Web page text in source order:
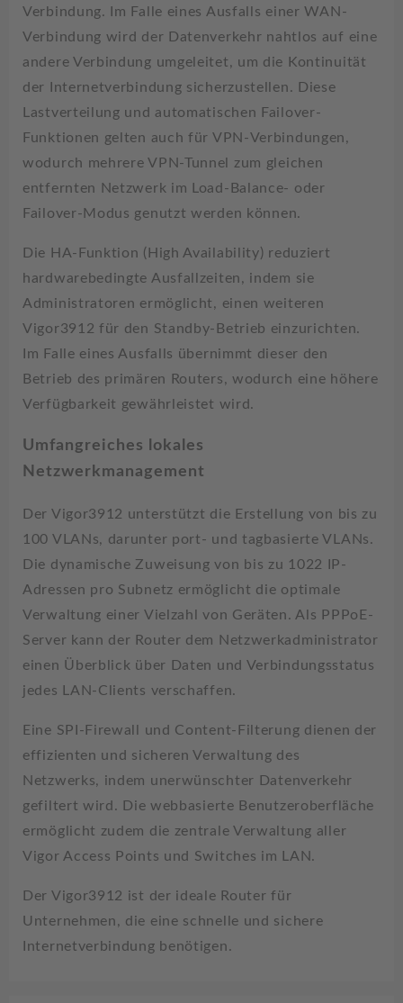
Verbindung. Im Falle eines Ausfalls einer WAN-
Verbindung wird der Datenverkehr nahtlos auf eine
andere Verbindung umgeleitet, um die Kontinuität
der Internetverbindung sicherzustellen. Diese
Lastverteilung und automatischen Failover-
Funktionen gelten auch für VPN-Verbindungen,
wodurch mehrere VPN-Tunnel zum gleichen
entfernten Netzwerk im Load-Balance- oder
Failover-Modus genutzt werden können.
Die HA-Funktion (High Availability) reduziert
hardwarebedingte Ausfallzeiten, indem sie
Administratoren ermöglicht, einen weiteren
Vigor3912 für den Standby-Betrieb einzurichten.
Im Falle eines Ausfalls übernimmt dieser den
Betrieb des primären Routers, wodurch eine höhere
Verfügbarkeit gewährleistet wird.
Umfangreiches lokales
Netzwerkmanagement
Der Vigor3912 unterstützt die Erstellung von bis zu
100 VLANs, darunter port- und tagbasierte VLANs.
Die dynamische Zuweisung von bis zu 1022 IP-
Adressen pro Subnetz ermöglicht die optimale
Verwaltung einer Vielzahl von Geräten. Als PPPoE-
Server kann der Router dem Netzwerkadministrator
einen Überblick über Daten und Verbindungsstatus
jedes LAN-Clients verschaffen.
Eine SPI-Firewall und Content-Filterung dienen der
effizienten und sicheren Verwaltung des
Netzwerks, indem unerwünschter Datenverkehr
gefiltert wird. Die webbasierte Benutzeroberfläche
ermöglicht zudem die zentrale Verwaltung aller
Vigor Access Points und Switches im LAN.
Der Vigor3912 ist der ideale Router für
Unternehmen, die eine schnelle und sichere
Internetverbindung benötigen.